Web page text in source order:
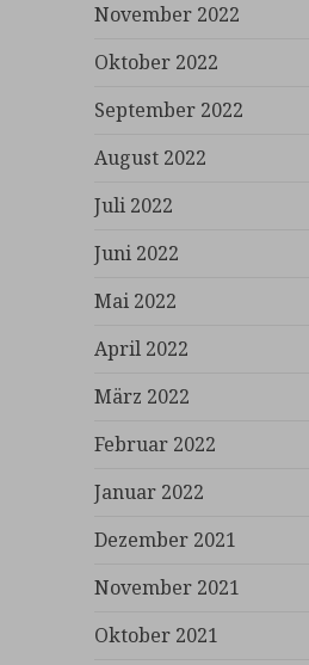
November 2022
Oktober 2022
September 2022
August 2022
Juli 2022
Juni 2022
Mai 2022
April 2022
März 2022
Februar 2022
Januar 2022
Dezember 2021
November 2021
Oktober 2021